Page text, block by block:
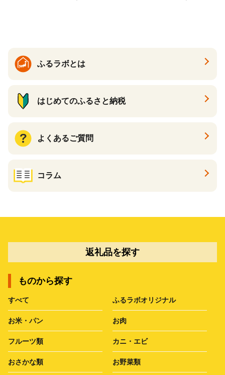
ふるラボとは
はじめてのふるさと納税
よくあるご質問
コラム
返礼品を探す
ものから探す
すべて ふるラボオリジナル
お米・パン お肉
フルーツ類 カニ・エビ
おさかな類 お野菜類